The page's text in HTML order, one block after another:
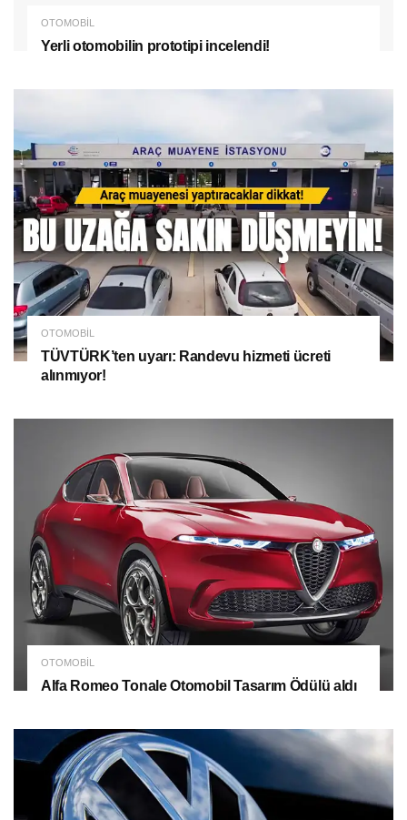
OTOMOBIL
Yerli otomobilin prototipi incelendi!
OTOMOBIL
TÜVTÜRK’ten uyarı: Randevu hizmeti ücreti
alınmıyor!
OTOMOBIL
Alfa Romeo Tonale Otomobil Tasarım Ödülü aldı